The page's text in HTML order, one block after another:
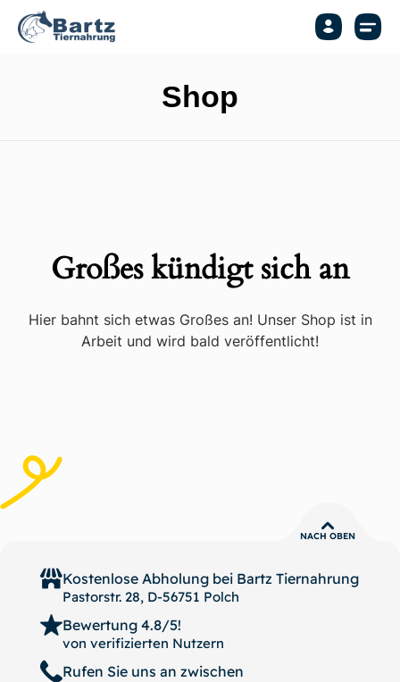
Shop
Großes kündigt sich an
Hier bahnt sich etwas Großes an! Unser Shop ist in
Arbeit und wird bald veröffentlicht!
NACH OBEN
Kostenlose Abholung bei Bartz Tiernahrung
Pastorstr. 28, D-56751 Polch
Bewertung 4.8/5!
von verifizierten Nutzern
Rufen Sie uns an zwischen